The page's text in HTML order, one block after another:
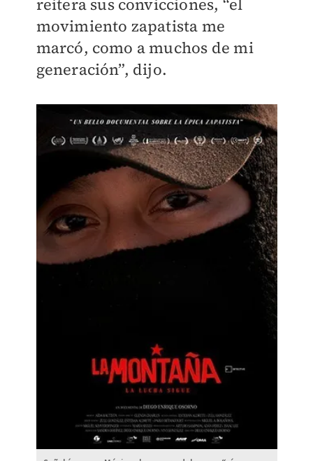
reitera sus convicciones, “el
movimiento zapatista me
marcó, como a muchos de mi
generación”, dijo.